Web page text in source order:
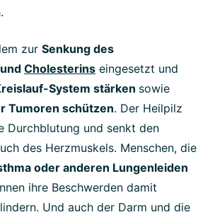
zur Senkung des
und Cholesterins eingesetzt und
System stärken sowie
Tumoren schützen. Der Heilpilz
Durchblutung und senkt den
des Herzmuskels. Menschen, die
oder anderen Lungenleiden
ihre Beschwerden damit
Und auch der Darm und die